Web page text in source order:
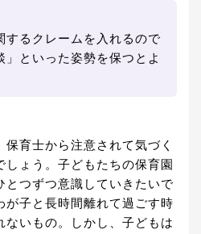
するクレームを入れるので
」といった姿勢を保つとよ
育士から注意されて気づく
しょう。子どもたちの保育園
とつずつ意識していきたいで
が子と長時間離れて過ごす時
ないもの。しかし、子どもは